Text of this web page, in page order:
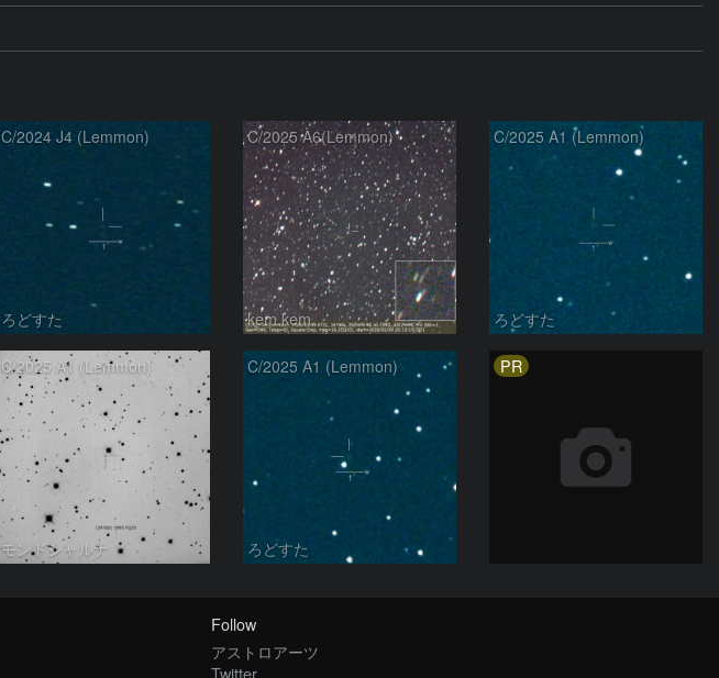
C/2024 J4 (Lemmon)
ろどすた
C/2025 A6(Lemmon)
kem.kem
C/2025 A1 (Lemmon)
ろどすた
C/2025 A1 (Lemmon)
モンドシャルナ
C/2025 A1 (Lemmon)
ろどすた
PR
Follow
アストロアーツ
Twitter